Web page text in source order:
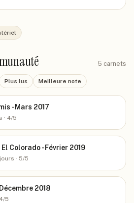
5 carnets
Plus lus Meilleure note
- Mars 2017
· 4/5
Colorado - Février 2019
jours · 5/5
2018
5